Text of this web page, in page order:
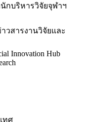
กบริหารวิจัยจุฬาฯ
วสารงานวิจัยและ
Innovation Hub
ทศ